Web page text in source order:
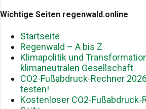
Lösungsansätze. 2. Rangliste:
höchsten CO₂-Ausstoß 2.1 China –
CO₂/Jahr) 2023: ca. 11,9 Mrd t
Brennstoffverbrauch . Anteil an
Emissionen: rund 31–35 % ....
Wichtige Seiten regenwald.online
Startseite
Regenwald – A bis Z
Klimapolitik und
klimaneutralen Gesellschaft
CO2-Fußabdruck-Rechner
testen!
Kostenloser CO2-Fußabdruck-